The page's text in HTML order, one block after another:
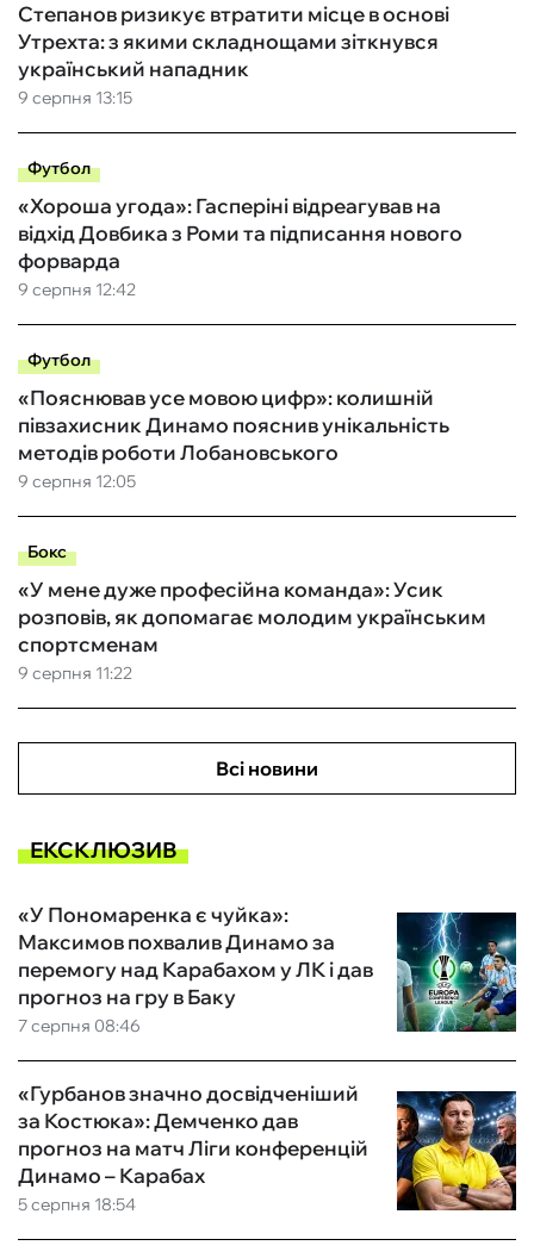
9 серпня 13:15
Степанов ризикує втратити місце в основі
Утрехта: з якими складнощами зіткнувся
український нападник
Футбол
9 серпня 12:42
«Хороша угода»: Гасперіні відреагував на
відхід Довбика з Роми та підписання нового
форварда
Футбол
9 серпня 12:05
«Пояснював усе мовою цифр»: колишній
півзахисник Динамо пояснив унікальність
методів роботи Лобановського
Бокс
9 серпня 11:22
«У мене дуже професійна команда»: Усик
розповів, як допомагає молодим українським
спортсменам
Всі новини
ЕКСКЛЮЗИВ
7 серпня 08:46
«У Пономаренка є чуйка»:
Максимов похвалив Динамо за
перемогу над Карабахом у ЛК і дав
прогноз на гру в Баку
5 серпня 18:54
«Гурбанов значно досвідченіший
за Костюка»: Демченко дав
прогноз на матч Ліги конференцій
Динамо – Карабах